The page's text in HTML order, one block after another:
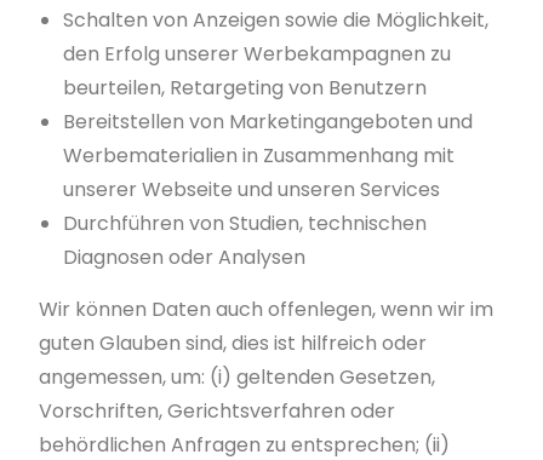
Schalten von Anzeigen sowie die Möglichkeit,
den Erfolg unserer Werbekampagnen zu
beurteilen, Retargeting von Benutzern
Bereitstellen von Marketingangeboten und
Werbematerialien in Zusammenhang mit
unserer Webseite und unseren Services
Durchführen von Studien, technischen
Diagnosen oder Analysen
Wir können Daten auch offenlegen, wenn wir im
guten Glauben sind, dies ist hilfreich oder
angemessen, um: (i) geltenden Gesetzen,
Vorschriften, Gerichtsverfahren oder
behördlichen Anfragen zu entsprechen; (ii)